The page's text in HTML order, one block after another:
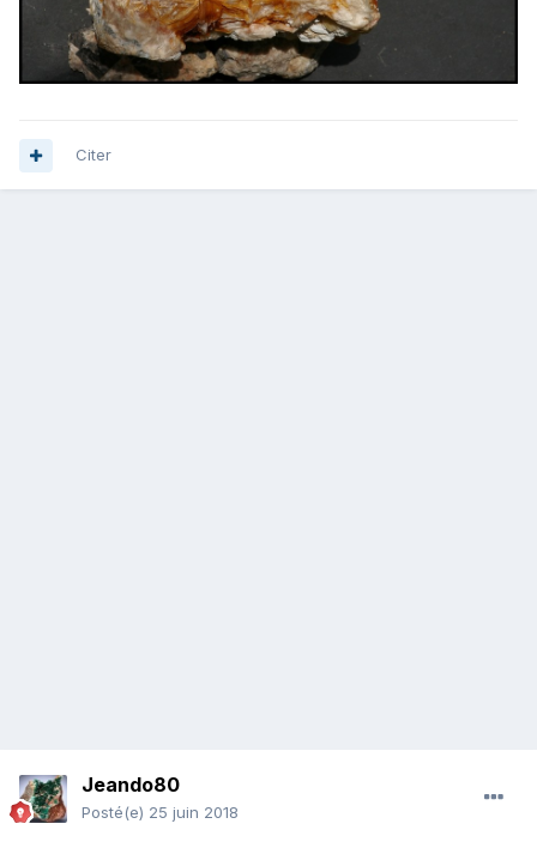
Citer
Jeando80
Posté(e) 25 juin 2018